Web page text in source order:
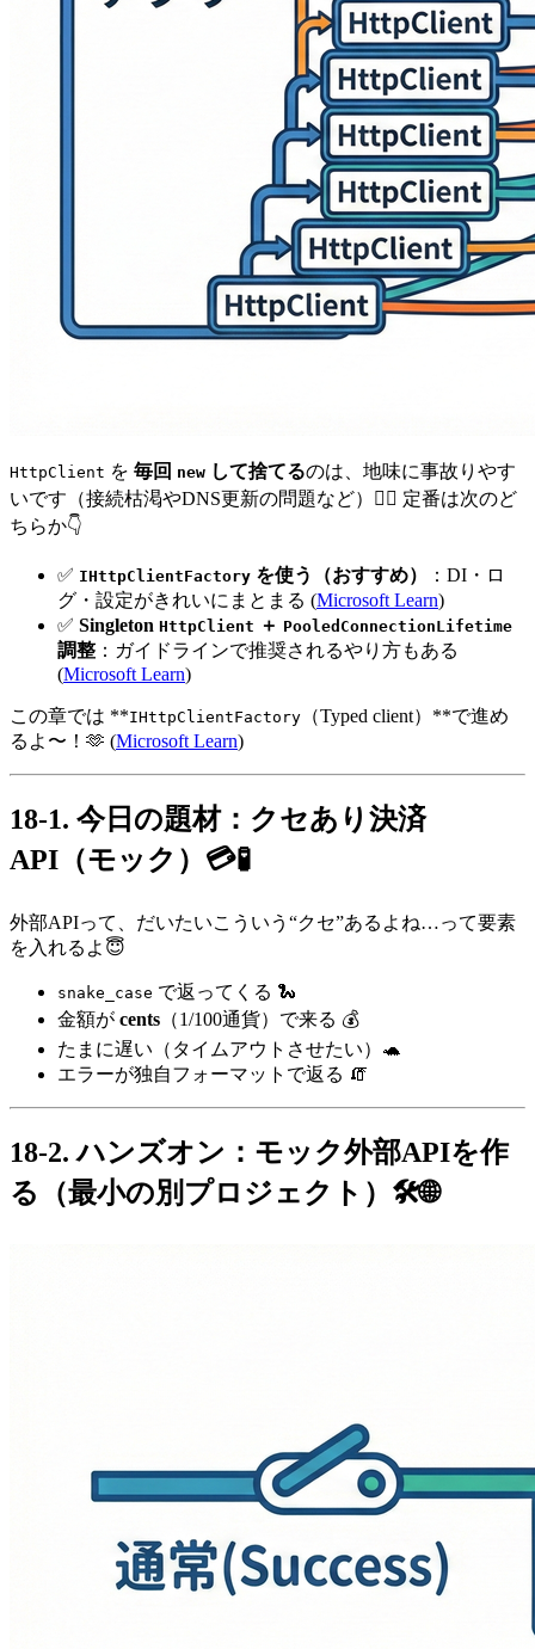
HttpClient を 毎回 new して捨てるのは、地味に事故りやす
いです（接続枯渇やDNS更新の問題など）😵‍💫 定番は次のど
ちらか👇
✅ IHttpClientFactory を使う（おすすめ）
：DI・ロ
グ・設定がきれいにまとまる (Microsoft Learn)
✅ Singleton HttpClient ＋ PooledConnectionLifetime
調整 ：ガイドラインで推奨されるやり方もある
(Microsoft Learn)
この章では **IHttpClientFactory （Typed client）**で進め
るよ〜！🫶 (Microsoft Learn)
18-1. 今日の題材：クセあり決済
API（モック）💳🧪
外部APIって、だいたいこういう“クセ”あるよね…って要素
を入れるよ😇
snake_case で返ってくる 🐍
金額が cents （1/100通貨）で来る 💰
たまに遅い（タイムアウトさせたい）🐢
エラーが独自フォーマットで返る 🧯
18-2. ハンズオン：モック外部APIを作
る（最小の別プロジェクト）🛠️🌐